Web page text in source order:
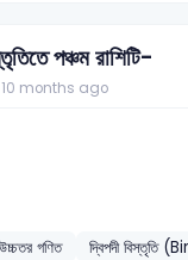
পঞ্চম রাশিটি-
months ago
উচ্চতর গণিত দ্বিপদী